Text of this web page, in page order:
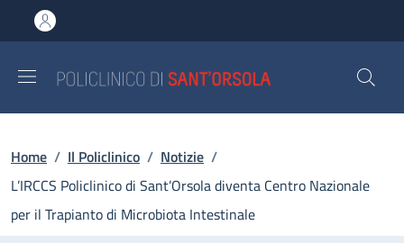
al contenuto principale
to footer content
Briciole di pane
Home / Il Policlinico / Notizie /
L’IRCCS Policlinico di Sant’Orsola diventa Centro Nazionale
per il Trapianto di Microbiota Intestinale